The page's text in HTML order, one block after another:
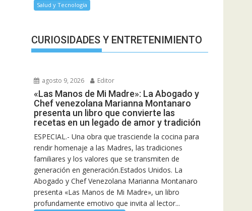
Salud y Tecnología
CURIOSIDADES Y ENTRETENIMIENTO
agosto 9, 2026 Editor
«Las Manos de Mi Madre»: La Abogado y
Chef venezolana Marianna Montanaro
presenta un libro que convierte las
recetas en un legado de amor y tradición
ESPECIAL.- Una obra que trasciende la cocina para
rendir homenaje a las Madres, las tradiciones
familiares y los valores que se transmiten de
generación en generación.Estados Unidos. La
Abogado y Chef Venezolana Marianna Montanaro
presenta «Las Manos de Mi Madre», un libro
profundamente emotivo que invita al lector...